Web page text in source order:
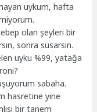
uykum, hafta
olan şeyleri bir
sonra susarsın.
uyku %99, yatağa
sabaha.
hasretine yine
bir tanem